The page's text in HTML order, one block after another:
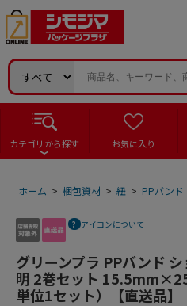
カテゴリから探す お気に入り
ホーム > 梱包資材 > 紐 > PPバンド
アイコンについて
グリーンプラ PPバンド
明 2巻セット
単位1セット）【直送品】